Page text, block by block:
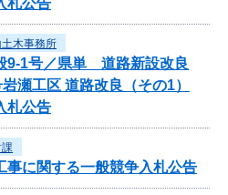
木事務所
9-1号／県単 道路新設改良
瀬工区 道路改良（その1）
札公告
事に関する一般競争入札公告